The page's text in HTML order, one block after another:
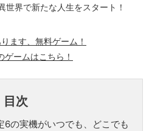
世界で新たな人生をスタート！
ます、無料ゲーム！
ゲームはこちら！
目次
6の実機がいつでも、どこでも